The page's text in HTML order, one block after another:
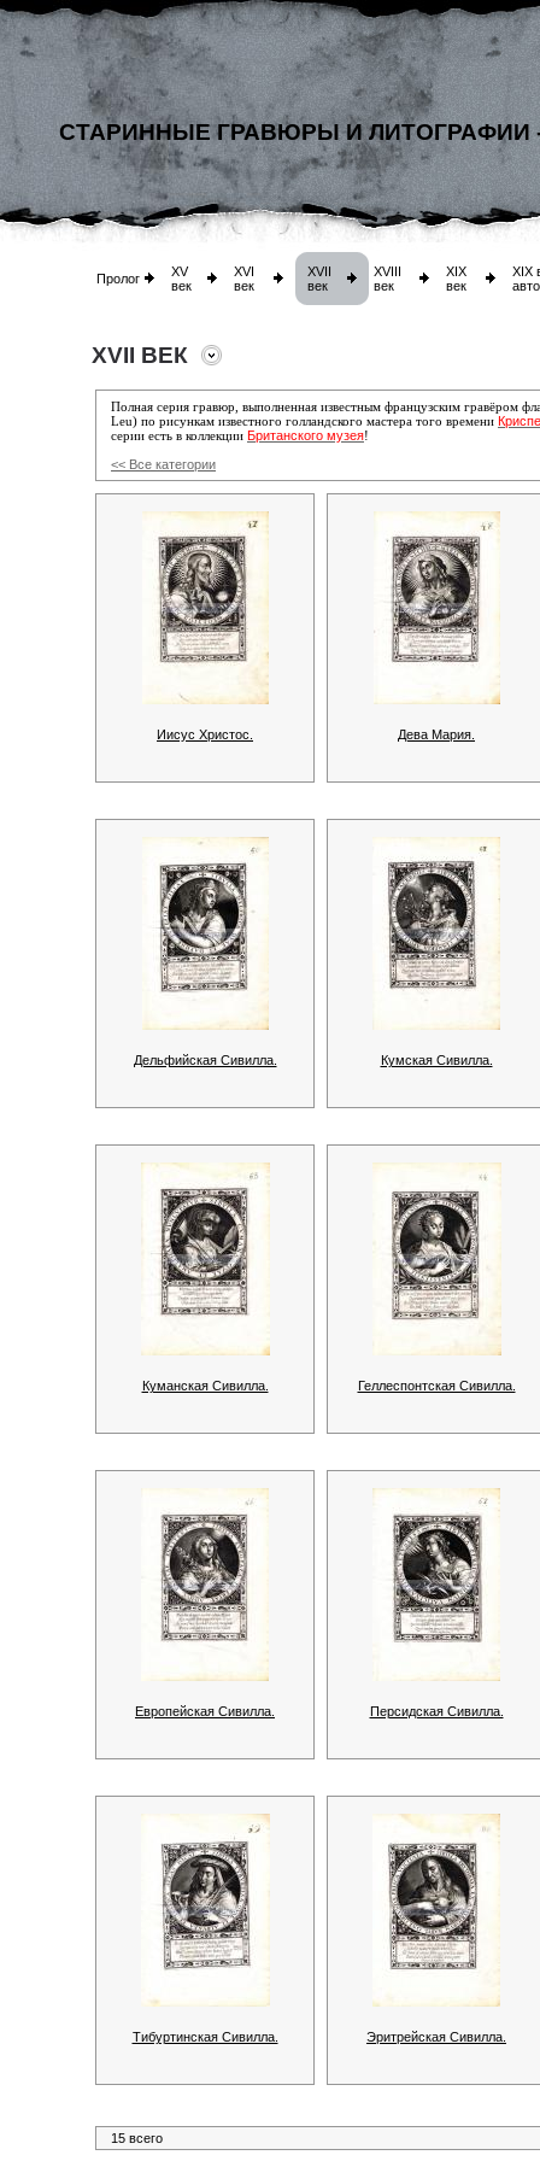
СТАРИННЫЕ ГРАВЮРЫ И ЛИТОГРАФИИ
Пролог
XV
век
XVI
век
XVII
век
XVIII
век
XIX
век
XIX
XVII ВЕК
Полная серия гравюр, выполненная известным французским гравёром
Leu) по рисункам известного голландского мастера того времени
серии есть в коллекции Британского музея!
<< Все категории
Иисус Христос. Дева Мария.
Дельфийская Сивилла. Кумская Сивилла.
Куманская Сивилла. Геллеспонтская Сивилла.
Европейская Сивилла. Персидская Сивилла.
Тибуртинская Сивилла. Эритрейская Сивилла.
15 всего